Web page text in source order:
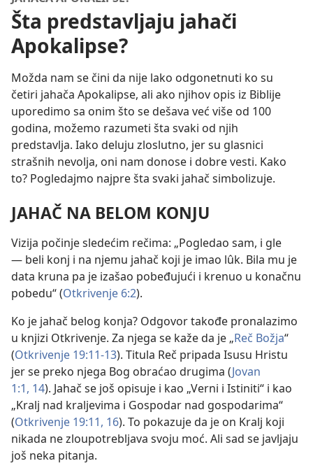
Šta predstavljaju jahači
Apokalipse?
Možda nam se čini da nije lako odgonetnuti ko su
četiri jahača Apokalipse, ali ako njihov opis iz Biblije
uporedimo sa onim što se dešava već više od 100
godina, možemo razumeti šta svaki od njih
predstavlja. Iako deluju zloslutno, jer su glasnici
strašnih nevolja, oni nam donose i dobre vesti. Kako
to? Pogledajmo najpre šta svaki jahač simbolizuje.
JAHAČ NA BELOM KONJU
Vizija počinje sledećim rečima: „Pogledao sam, i gle
— beli konj i na njemu jahač koji je imao lûk. Bila mu je
data kruna pa je izašao pobeđujući i krenuo u konačnu
pobedu“ (Otkrivenje 6:2).
Ko je jahač belog konja? Odgovor takođe pronalazimo
u knjizi Otkrivenje. Za njega se kaže da je „Reč Božja“
(Otkrivenje 19:11-13). Titula Reč pripada Isusu Hristu
jer se preko njega Bog obraćao drugima (Jovan
1:1, 14). Jahač se još opisuje i kao „Verni i Istiniti“ i kao
„Kralj nad kraljevima i Gospodar nad gospodarima“
(Otkrivenje 19:11, 16). To pokazuje da je on Kralj koji
nikada ne zloupotrebljava svoju moć. Ali sad se javljaju
još neka pitanja.